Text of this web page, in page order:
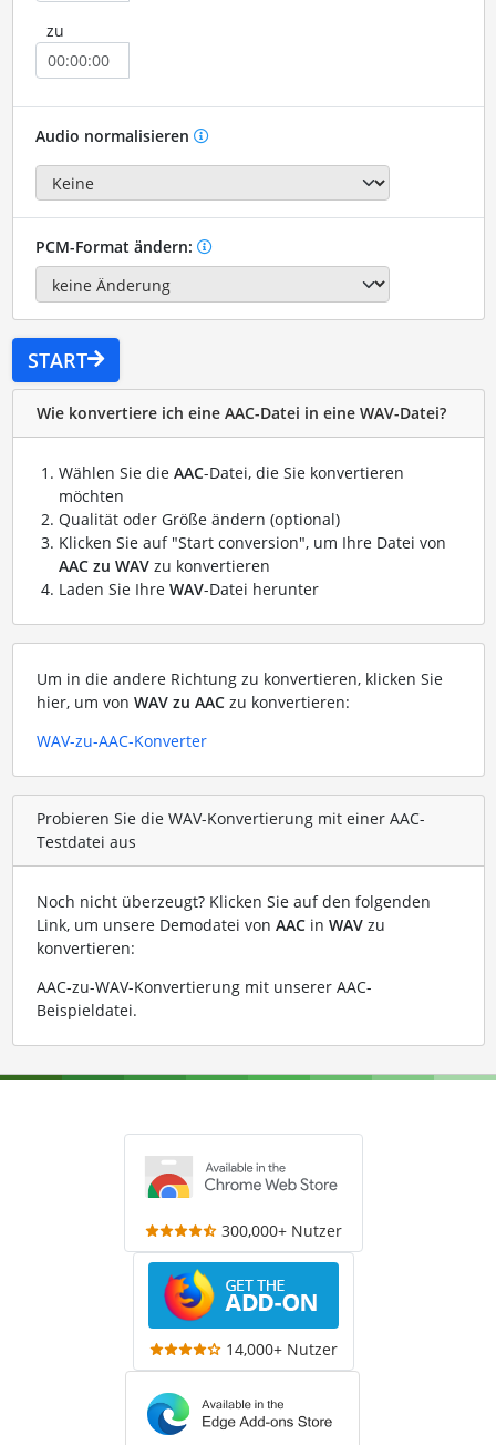
zu
Audio normalisieren
PCM-Format ändern:
START
Wie konvertiere ich eine AAC-Datei in eine WAV-Datei?
Wählen Sie die AAC-Datei, die Sie konvertieren
möchten
Qualität oder Größe ändern (optional)
Klicken Sie auf "Start conversion", um Ihre Datei von
AAC zu WAVzu konvertieren
Laden Sie Ihre WAV-Datei herunter
Um in die andere Richtung zu konvertieren, klicken Sie
hier, um von WAV zu AACzu konvertieren:
WAV-zu-AAC-Konverter
Probieren Sie die WAV-Konvertierung mit einer AAC-
Testdatei aus
Noch nicht überzeugt? Klicken Sie auf den folgenden
Link, um unsere Demodatei von AACin WAVzu
konvertieren:
AAC-zu-WAV-Konvertierung mit unserer AAC-
Beispieldatei.
300,000+ Nutzer
14,000+ Nutzer